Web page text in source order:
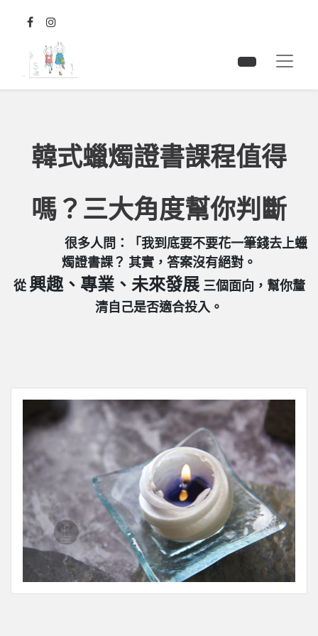
韓式蠟燭證書課程值得
嗎？三大角度幫你判斷
很多人問：「我到底要不要花一筆錢去上蠟
燭證書課？ 其實，答案沒有絕對。
從 興趣、專業、未來發展 三個面向，幫你釐
清自己是否適合投入。